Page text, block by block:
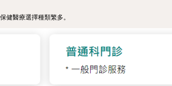
健醫療選擇種類繁多。